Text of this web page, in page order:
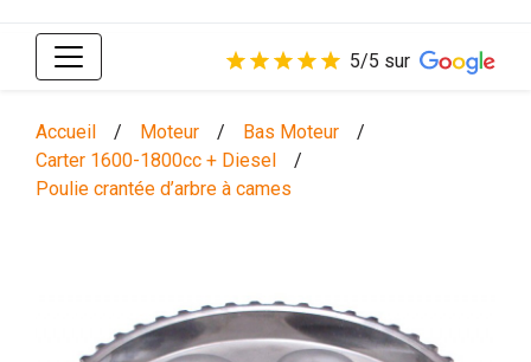
5/5 sur
Accueil / Moteur / Bas Moteur
/
Carter 1600-1800cc + Diesel
/
Poulie crantée d’arbre à cames